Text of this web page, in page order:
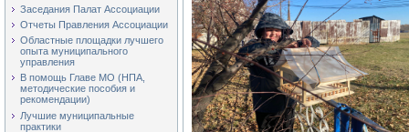
Заседания Палат Ассоциации
Отчеты Правления Ассоциации
Областные площадки лучшего
опыта муниципального
управления
В помощь Главе МО (НПА,
методические пособия и
рекомендации)
Лучшие муниципальные
практики